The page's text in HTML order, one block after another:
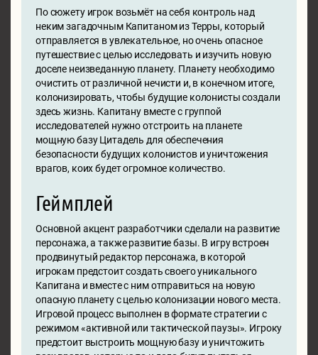
По сюжету игрок возьмёт на себя контроль над
неким загадочным Капитаном из Терры, который
отправляется в увлекательное, но очень опасное
путешествие с целью исследовать и изучить новую
доселе неизведанную планету. Планету необходимо
очистить от различной нечисти и, в конечном итоге,
колонизировать, чтобы будущие колонисты создали
здесь жизнь. Капитану вместе с группой
исследователей нужно отстроить на планете
мощную базу Цитадель для обеспечения
безопасности будущих колонистов и уничтожения
врагов, коих будет огромное количество.
Геймплей
Основной акцент разработчики сделали на развитие
персонажа, а также развитие базы. В игру встроен
продвинутый редактор персонажа, в которой
игрокам предстоит создать своего уникального
Капитана и вместе с ним отправиться на новую
опасную планету с целью колонизации нового места.
Игровой процесс выполнен в формате стратегии с
режимом «активной или тактической паузы». Игроку
предстоит выстроить мощную базу и уничтожить